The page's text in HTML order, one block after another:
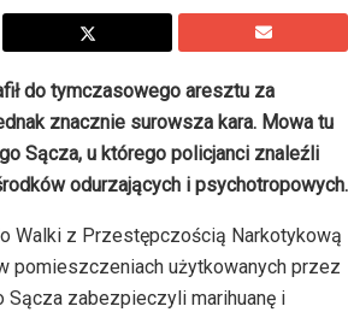
do tymczasowego aresztu za
znacznie surowsza kara. Mowa tu
Sącza, u którego policjanci znaleźli
odurzających i psychotropowych.
Walki z Przestępczością Narkotykową
pomieszczeniach użytkowanych przez
Sącza zabezpieczyli marihuanę i